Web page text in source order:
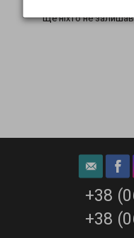
Ще ніхто не залишав
+38
+38